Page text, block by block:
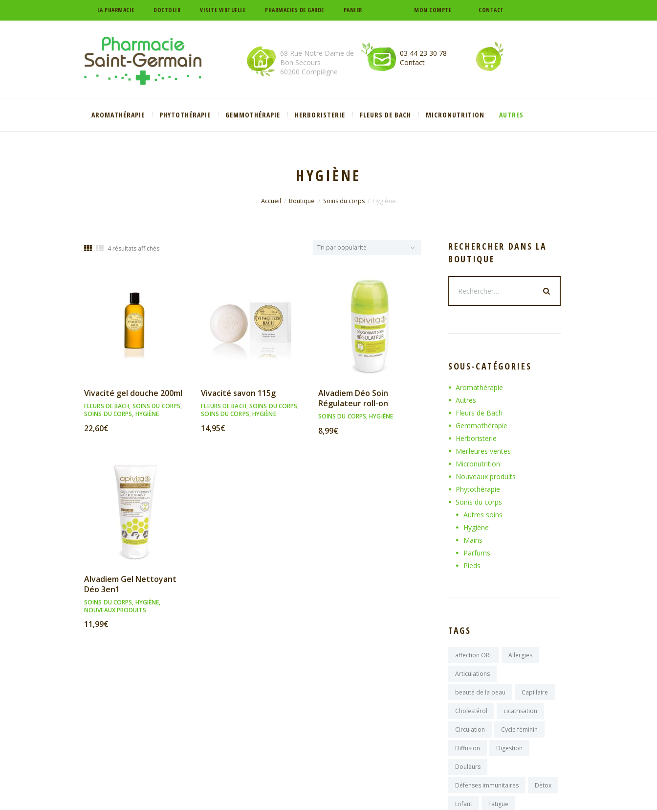
LA PHARMACIE DOCTOLIB VISITE VIRTUELLE PHARMACIES DE GARDE PANIER MON COMPTE CONTACT
68 Rue Notre Dame de
Bon Secours
60200 Compiègne
03 44 23 30 78
Contact
AROMATHÉRAPIE PHYTOTHÉRAPIE GEMMOTHÉRAPIE HERBORISTERIE FLEURS DE BACH MICRONUTRITION AUTRES
HYGIÈNE
Accueil Boutique Soins du corps Hygiène
4 résultats affichésTrié
Vivacité gel douche 200ml
FLEURS DE BACH, SOINS DU CORPS,
SOINS DU CORPS, HYGIÈNE
22,60€
Vivacité savon 115g
FLEURS DE BACH,SOINS DU CORPS,
SOINS DU CORPS,HYGIÈNE
14,95€
Alvadiem Déo Soin
Régulateur roll-on
SOINS DU CORPS,HYGIÈNE
8,99€
Alvadiem Gel Nettoyant
Déo 3en1
SOINS DU CORPS, HYGIÈNE,
NOUVEAUX PRODUITS
11,99€
RECHERCHER DANS LA
BOUTIQUE
SOUS-CATÉGORIES
Aromathérapie
Autres
Fleurs de Bach
Gemmothérapie
Herboristerie
Meilleures ventes
Micronutrition
Nouveaux produits
Phytothérapie
Soins du corps
Autres soins
Hygiène
Mains
Parfums
Pieds
TAGS
affection ORL Allergies
Articulations
beauté de la peau Capillaire
Cholestérol cicatrisation
Circulation Cycle féminin
Diffusion Digestion
Douleurs
Défenses immunitaires Détox
Enfant Fatigue